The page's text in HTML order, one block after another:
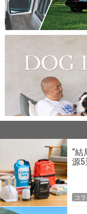
“結
源5
コ